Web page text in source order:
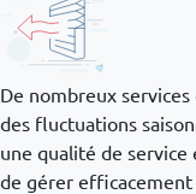
De nombreux
des fluctuations
une qualité de
de gérer